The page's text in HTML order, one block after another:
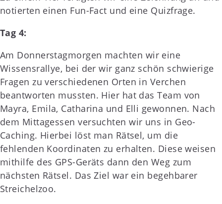
notierten einen Fun-Fact und eine Quizfrage.
Tag 4:
Am Donnerstagmorgen machten wir eine
Wissensrallye, bei der wir ganz schön schwierige
Fragen zu verschiedenen Orten in Verchen
beantworten mussten. Hier hat das Team von
Mayra, Emila, Catharina und Elli gewonnen. Nach
dem Mittagessen versuchten wir uns in Geo-
Caching. Hierbei löst man Rätsel, um die
fehlenden Koordinaten zu erhalten. Diese weisen
mithilfe des GPS-Geräts dann den Weg zum
nächsten Rätsel. Das Ziel war ein begehbarer
Streichelzoo.